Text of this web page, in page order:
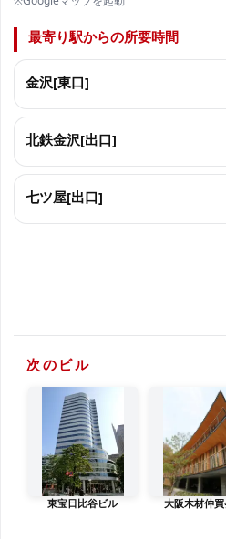
最寄り駅からの所要時間
金沢[東口]
北鉄金沢[出口]
七ツ屋[出口]
次のビル
東宝日比谷ビル 大阪木材仲